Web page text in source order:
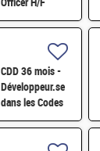
CDD 36 mois -
Développeur.se
dans les Codes
de Traitement